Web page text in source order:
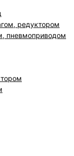
редуктором
пневмоприводом